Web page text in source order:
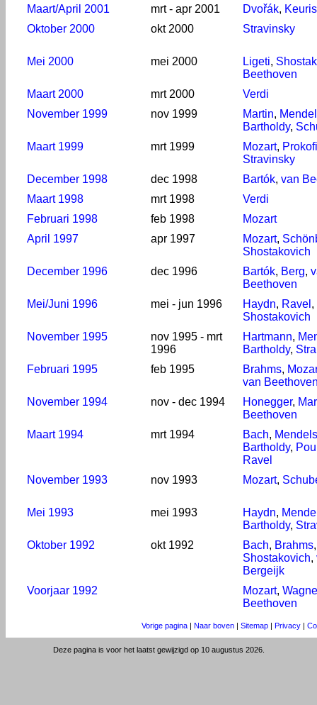
Maart/April 2001 mrt - apr 2001 Dvořák, Keuris
Oktober 2000
okt 2000 Stravinsky
Mei 2000 mei 2000 Ligeti,
Beethoven
Maart 2000
mrt 2000
Verdi
November 1999
nov 1999 Martin,
Bartholdy,
Maart 1999
mrt 1999 Mozart,
Stravinsky
December 1998
dec 1998 Bartók, van
Maart 1998
mrt 1998
Verdi
Februari 1998
feb 1998
Mozart
April 1997
apr 1997 Mozart,
Shostakovich
December 1996
dec 1996 Bartók, Berg,
Beethoven
Mei/Juni 1996
mei - jun 1996 Haydn, Ravel ,
Shostakovich
November 1995
nov 1995 - mrt
1996
Hartmann,
Bartholdy,
Februari 1995
feb 1995 Brahms,
van
November 1994
nov - dec 1994 Honegger,
Beethoven
Maart 1994
mrt 1994 Bach,
Bartholdy,
Ravel
November 1993
nov 1993 Mozart,
Mei 1993 mei 1993 Haydn,
Bartholdy,
Oktober 1992
okt 1992 Bach, Brahms,
Shostakovich,
Bergeijk
Voorjaar 1992
Mozart,
Beethoven
Vorige pagina| Naar boven| Sitemap| Privacy|
Deze pagina is voor het laatst gewijzigd op 10 augustus 2026.